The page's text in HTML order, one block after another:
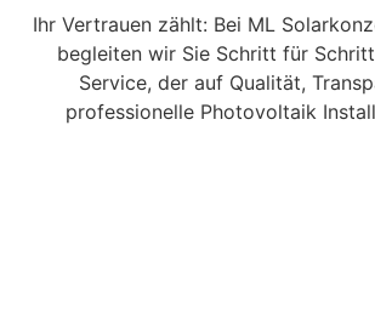
Ihr Vertrauen zählt: Bei ML
begleiten wir Sie Schritt für
Service, der auf Qualität,
professionelle Photovoltaik